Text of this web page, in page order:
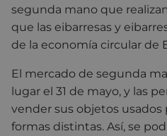
segunda mano que
que las eibarresas y
de la economía circular de
El mercado de segunda
lugar el 31 de mayo, y las
vender sus objetos usados
formas distintas. Así, se